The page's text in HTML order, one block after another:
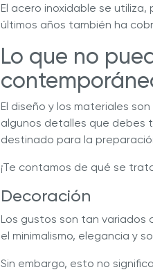
El acero inoxidable se
últimos años también ha
Lo que no
El diseño y los materiales
algunos detalles que debes
destinado para la
¡Te contamos de qué se
Decoración
Los gustos son tan variados
el minimalismo, elegancia y
Sin embargo, esto no